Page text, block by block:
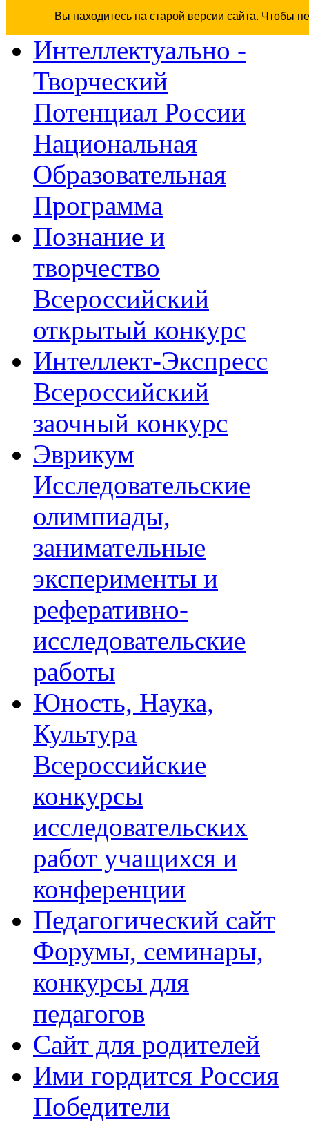
Вы находитесь на старой версии сайта. Чтобы
Интеллектуально -
Творческий
Потенциал России
Национальная
Образовательная
Программа
Познание и
творчество
Всероссийский
открытый конкурс
Интеллект-Экспресс
Всероссийский
заочный конкурс
Эврикум
Исследовательские
олимпиады,
занимательные
эксперименты и
реферативно-
исследовательские
работы
Юность, Наука,
Культура
Всероссийские
конкурсы
исследовательских
работ учащихся и
конференции
Педагогический сайт
Форумы, семинары,
конкурсы для
педагогов
Сайт для родителей
Ими гордится Россия
Победители